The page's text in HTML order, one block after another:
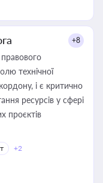
+8
технічної
і є критично
ресурсів у сфері
проєктів
+2